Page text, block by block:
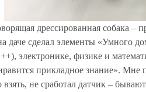
дрессированная собака –
даче сделал элементы «Умного
электронике, физике и
прикладное знание».
взять, не сработал датчик –